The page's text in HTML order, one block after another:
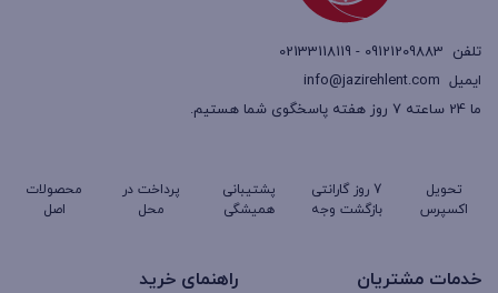
تلفن 09121209883 - 02133118119
ایمیل info@jazirehlent.com
ما 24 ساعته 7 روز هفته پاسخگوی شما هستیم.
تحویل
اکسپرس
7 روز گارانتی
بازگشت وجه
پشتیبانی
همیشگی
پرداخت در
محل
محصولات
اصل
خدمات مشتریان راهنمای خرید